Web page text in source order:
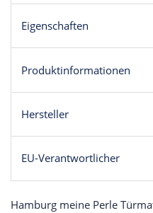
Eigenschaften
Produktinformationen
Hersteller
EU-Verantwortlicher
Hamburg meine Perle